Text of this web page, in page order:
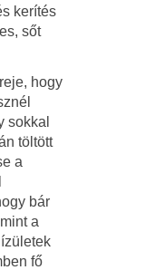
kerítés
sőt
hogy
sokkal
töltött
a
bár
a
fő